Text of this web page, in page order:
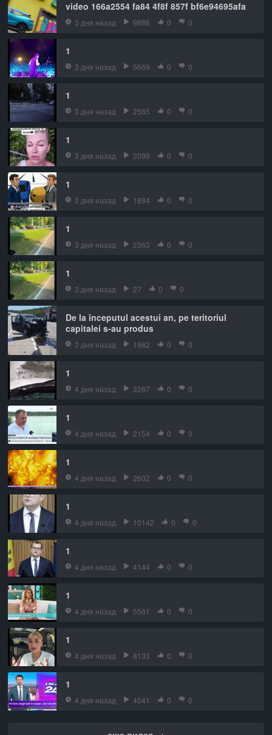
video 166a2554 fa84 4f8f 857f bf6e94695afa
3 дня назад 9886 0 0
1
3 дня назад 5669 0 0
1
3 дня назад 2585 0 0
1
3 дня назад 2099 0 0
1
3 дня назад 1884 0 0
1
3 дня назад 2363 0 0
1
3 дня назад 27 0 0
De la începutul acestui an, pe teritoriul
capitalei s-au produs
3 дня назад 1982 0 0
1
4 дня назад 3267 0 0
1
4 дня назад 2154 0 0
1
4 дня назад 2602 0 0
1
4 дня назад 10142 0 0
1
4 дня назад 4144 0 0
1
4 дня назад 5561 0 0
1
4 дня назад 8133 0 0
1
4 дня назад 4041 0 0